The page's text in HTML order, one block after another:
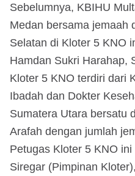
Sebelumnya, KBIHU
Medan bersama jemaah
Selatan di Kloter 5 KNO
Hamdan Sukri Harahap,
Kloter 5 KNO terdiri dari
Ibadah dan Dokter
Sumatera Utara bersatu
Arafah dengan jumlah
Petugas Kloter 5 KNO
Siregar (Pimpinan